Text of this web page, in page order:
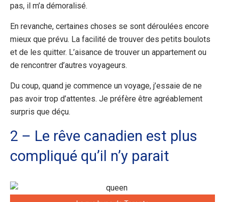
pas, il m’a démoralisé.
En revanche, certaines choses se sont déroulées encore
mieux que prévu. La facilité de trouver des petits boulots
et de les quitter. L’aisance de trouver un appartement ou
de rencontrer d’autres voyageurs.
Du coup, quand je commence un voyage, j’essaie de ne
pas avoir trop d’attentes. Je préfère être agréablement
surpris que déçu.
2 – Le rêve canadien est plus
compliqué qu’il n’y parait